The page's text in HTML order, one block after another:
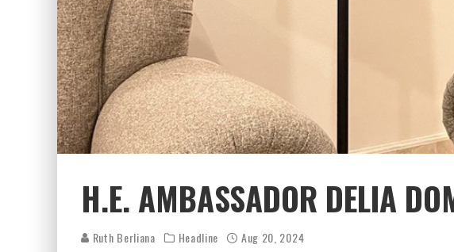
H.E. AMBASSADOR DELIA
Ruth Berliana Headline Aug 20, 2024